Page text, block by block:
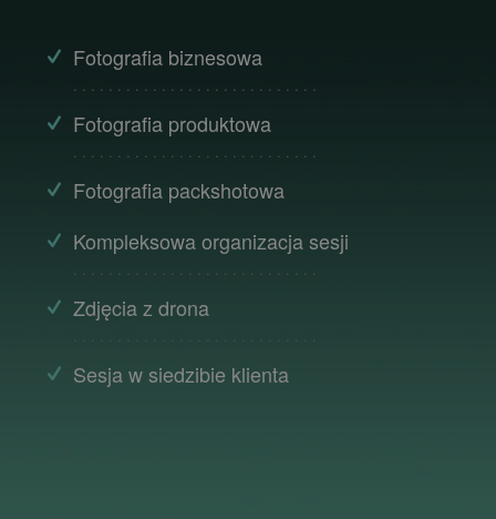
Fotografia biznesowa
. . . . . . . . . . . . . . . . . . . . . . . . . . . .
Fotografia produktowa
. . . . . . . . . . . . . . . . . . . . . . . . . . . .
Fotografia packshotowa
Kompleksowa organizacja sesji
. . . . . . . . . . . . . . . . . . . . . . . . . . . .
Zdjęcia z drona
. . . . . . . . . . . . . . . . . . . . . . . . . . . .
Sesja w siedzibie klienta